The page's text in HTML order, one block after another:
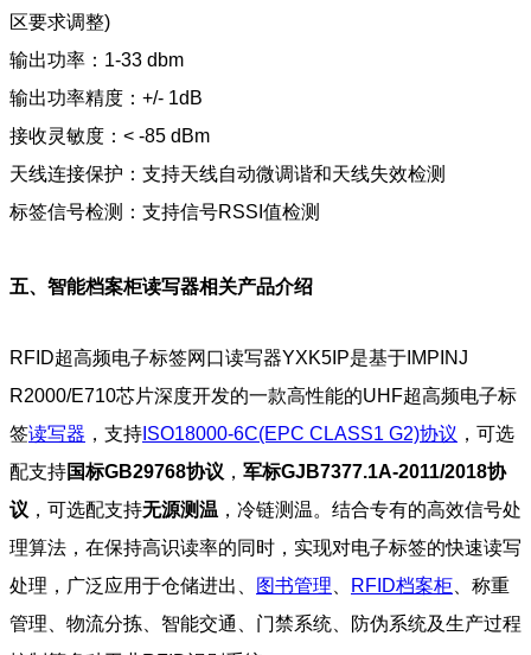
区要求调整)
输出功率：1-33 dbm
输出功率精度：+/- 1dB
接收灵敏度：< -85 dBm
天线连接保护：支持天线自动微调谐和天线失效检测
标签信号检测：支持信号RSSI值检测
五、智能档案柜读写器相关产品介绍
RFID超高频电子标签网口读写器YXK5IP是基于IMPINJ
R2000/E710芯片深度开发的一款高性能的UHF超高频电子标
签读写器 ，支持 ISO18000-6C(EPC CLASS1 G2)协议 ， 可选
配支持国标GB29768协议 ， 军标GJB7377.1A-2011/2018协
议 ，可选配支持无源测温 ，冷链测温。 结合专有的高效信号处
理算法，在保持高识读率的同时，实现对电子标签的快速读写
处理，广泛应用于仓储进出、
图书管理 RFID档案柜 、称重
管理、物流分拣、智能交通、门禁系统、防伪系统及生产过程